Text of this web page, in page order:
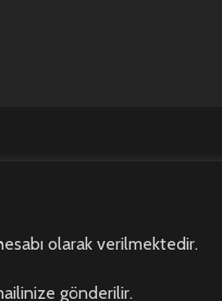
olarak verilmektedir.
gönderilir.